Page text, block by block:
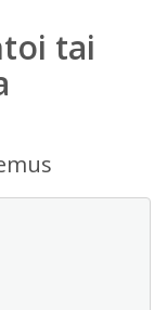
tai